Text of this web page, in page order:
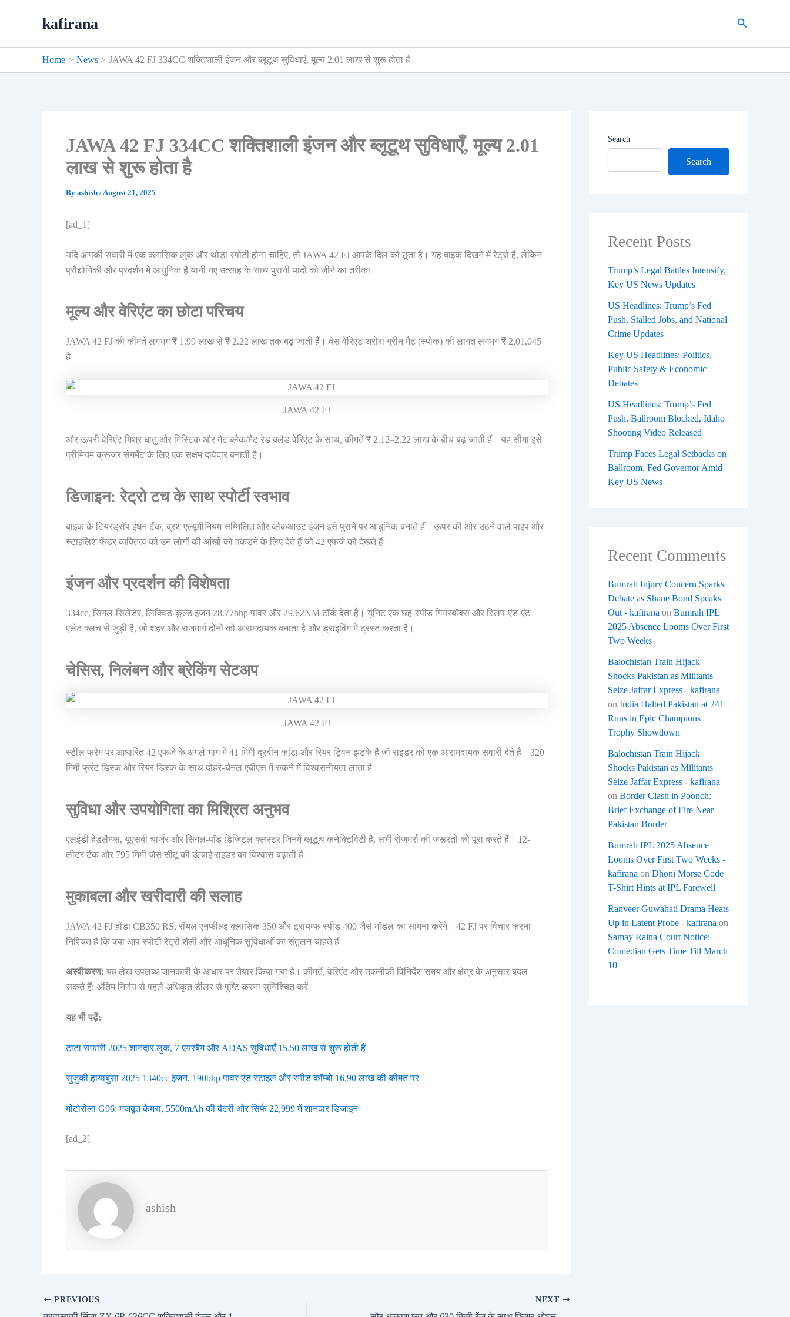
kafirana Search
Home News JAWA 42 FJ 334CC शक्तिशाली इंजन और ब्लूटूथ सुविधाएँ, मूल्य 2.01 लाख से शुरू होता है
JAWA 42 FJ 334CC शक्तिशाली इंजन और ब्लूटूथ सुविधाएँ, मूल्य 2.01
लाख से शुरू होता है
By ashish /August 21, 2025
[ad_1]
यदि आपकी सवारी में एक क्लासिक लुक और थोड़ा स्पोर्टी होना चाहिए, तो JAWA 42 FJ आपके दिल को छूता है। यह बाइक दिखने में रेट्रो है, लेकिन
प्रौद्योगिकी और प्रदर्शन में आधुनिक है यानी नए उत्साह के साथ पुरानी यादों को जीने का तरीका।
मूल्य और वेरिएंट का छोटा परिचय
JAWA 42 FJ की कीमतें लगभग ₹ 1.99 लाख से ₹ 2.22 लाख तक बढ़ जाती हैं। बेस वेरिएंट अरोरा ग्रीन मैट (स्पोक) की लागत लगभग ₹ 2,01,045
है
JAWA 42 FJ
और ऊपरी वेरिएंट मिश्र धातु और मिस्टिक और मैट ब्लैक/मैट रेड क्लैड वेरिएंट के साथ, कीमतें ₹ 2.12–2.22 लाख के बीच बढ़ जाती हैं। यह सीमा इसे
प्रीमियम क्रूजर सेगमेंट के लिए एक सक्षम दावेदार बनाती है।
डिजाइन: रेट्रो टच के साथ स्पोर्टी स्वभाव
बाइक के टियरड्रॉप ईंधन टैंक, ब्रश एल्यूमीनियम सम्मिलित और ब्लैकआउट इंजन इसे पुराने पर आधुनिक बनाते हैं। ऊपर की ओर उठने वाले पाइप और
स्टाइलिश फेंडर व्यक्तित्व को उन लोगों की आंखों को पकड़ने के लिए देते हैं जो 42 एफजे को देखते हैं।
इंजन और प्रदर्शन की विशेषता
334cc, सिंगल-सिलेंडर, लिक्विड-कूल्ड इंजन 28.77bhp पावर और 29.62NM टॉर्क देता है। यूनिट एक छह-स्पीड गियरबॉक्स और स्लिप-एंड-एंट-
एलेट क्लच से जुड़ी है, जो शहर और राजमार्ग दोनों को आरामदायक बनाता है और ड्राइविंग में ट्रस्ट करता है।
चेसिस, निलंबन और ब्रेकिंग सेटअप
JAWA 42 FJ
स्टील फ्रेम पर आधारित 42 एफजे के अगले भाग में 41 मिमी दूरबीन कांटा और रियर ट्विन झटके हैं जो राइडर को एक आरामदायक सवारी देते हैं। 320
मिमी फ्रंट डिस्क और रियर डिस्क के साथ दोहरे-चैनल एबीएस में रुकने में विश्वसनीयता लाता है।
सुविधा और उपयोगिता का मिश्रित अनुभव
एलईडी हेडलैम्प्स, यूएसबी चार्जर और सिंगल-पॉड डिजिटल क्लस्टर जिनमें ब्लूटूथ कनेक्टिविटी है, सभी रोजमर्रा की जरूरतों को पूरा करते हैं। 12-
लीटर टैंक और 795 मिमी जैसे सीटू की ऊंचाई राइडर का विश्वास बढ़ाती है।
मुकाबला और खरीदारी की सलाह
JAWA 42 FJ होंडा CB350 RS, रॉयल एनफील्ड क्लासिक 350 और ट्रायम्फ स्पीड 400 जैसे मॉडल का सामना करेंगे। 42 FJ पर विचार करना
निश्चित है कि क्या आप स्पोर्टी रेट्रो शैली और आधुनिक सुविधाओं का संतुलन चाहते हैं।
अस्वीकरण: यह लेख उपलब्ध जानकारी के आधार पर तैयार किया गया है। कीमतें, वेरिएंट और तकनीकी विनिर्देश समय और क्षेत्र के अनुसार बदल
सकते हैं; अंतिम निर्णय से पहले अधिकृत डीलर से पुष्टि करना सुनिश्चित करें।
यह भी पढ़ें:
टाटा सफारी 2025 शानदार लुक, 7 एयरबैग और ADAS सुविधाएँ 15.50 लाख से शुरू होती हैं
सुजुकी हायाबुसा 2025 1340cc इंजन, 190bhp पावर एंड स्टाइल और स्पीड कॉम्बो 16.90 लाख की कीमत पर
मोटोरोला G96: मजबूत कैमरा, 5500mAh की बैटरी और सिर्फ 22,999 में शानदार डिजाइन
[ad_2]
ashish
PREVIOUS NEXT
Search
Search
Recent Posts
Trump’s Legal Battles Intensify,
Key US News Updates
US Headlines: Trump’s Fed
Push, Stalled Jobs, and National
Crime Updates
Key US Headlines: Politics,
Public Safety & Economic
Debates
US Headlines: Trump’s Fed
Push, Ballroom Blocked, Idaho
Shooting Video Released
Trump Faces Legal Setbacks on
Ballroom, Fed Governor Amid
Key US News
Recent Comments
Bumrah Injury Concern Sparks
Debate as Shane Bond Speaks
Out - kafirana on Bumrah IPL
2025 Absence Looms Over First
Two Weeks
Balochistan Train Hijack
Shocks Pakistan as Militants
Seize Jaffar Express - kafirana
on India Halted Pakistan at 241
Runs in Epic Champions
Trophy Showdown
Balochistan Train Hijack
Shocks Pakistan as Militants
Seize Jaffar Express - kafirana
on Border Clash in Poonch:
Brief Exchange of Fire Near
Pakistan Border
Bumrah IPL 2025 Absence
Looms Over First Two Weeks -
kafirana on Dhoni Morse Code
T-Shirt Hints at IPL Farewell
Ranveer Guwahati Drama Heats
Up in Latent Probe - kafirana on
Samay Raina Court Notice:
Comedian Gets Time Till March
10